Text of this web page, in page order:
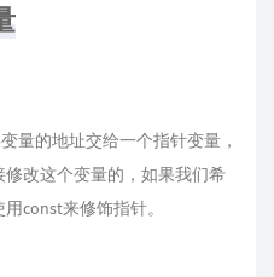
的地址交给一个指针变量，
改这个变量的，如果我们希
使用const来修饰指针。